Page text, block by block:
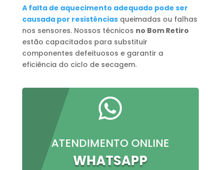
A falta de aquecimento adequado pode ser
causada por resistênciasqueimadas ou falhas
nos sensores. Nossos técnicos no Bom Retiro
estão capacitados para substituir
componentes defeituosos e garantir a
eficiência do ciclo de secagem.

ATENDIMENTO ONLINE
WHATSAPP